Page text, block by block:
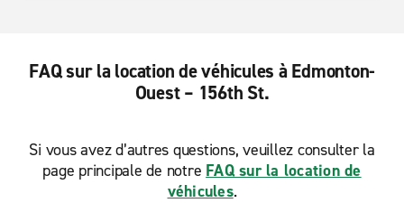
FAQ sur la location de véhicules à Edmonton-
Ouest – 156th St.
Si vous avez d’autres questions, veuillez consulter la
page principale de notre FAQ sur la location de
véhicules.